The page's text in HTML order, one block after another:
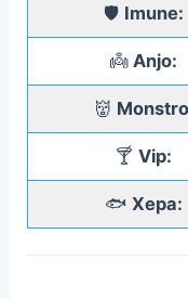
🛡️ Imune:
👼Anjo:
👹
🍸Vip:
🐟Xepa: